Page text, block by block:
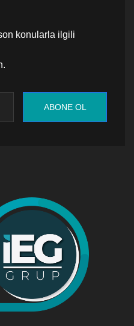
konularla ilgili
ABONE OL